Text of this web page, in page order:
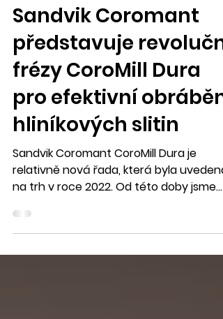
CoroMill Dura -
Sandvik Coromant
představuje revoluční
frézy CoroMill Dura
pro efektivní obrábění
hliníkových slitin
Sandvik Coromant CoroMill Dura je
relativně nová řada, která byla uvedena